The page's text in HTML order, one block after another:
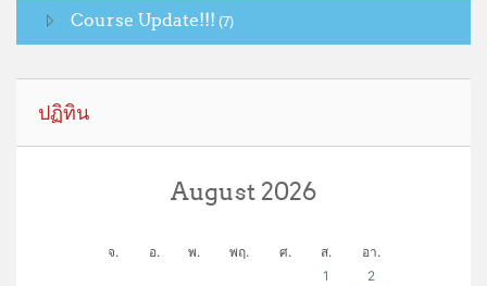
Course Update!!! (7)
ปฏิทิน
August 2026
จันทร์
จ. อังคาร
อ. พุธ
พ. พฤหัสบดี
พฤ. ศุกร์
ศ. เสาร์
ส. อาทิตย์
อา.
No events, Saturday, 1
1 No events,
2